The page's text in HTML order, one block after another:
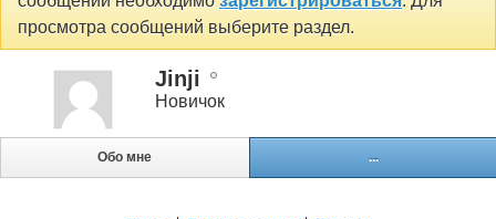
просмотра сообщений выберите раздел.
Jinji
Новичок
Обо мне ...